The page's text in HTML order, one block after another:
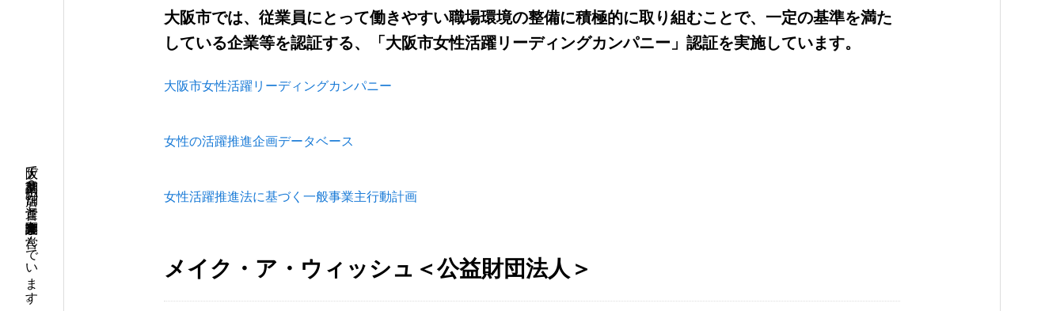
大阪で調剤薬局９店舗の運営と介護関連事業を営んでいます。
大阪市では、従業員にとって働きやすい職場環境の整備に積極的に取り組むことで、一定の基準を満た
している企業等を認証する、「大阪市女性活躍リーディングカンパニー」認証を実施しています。
大阪市女性活躍リーディングカンパニー
女性の活躍推進企画データベース
女性活躍推進法に基づく一般事業主行動計画
メイク・ア・ウィッシュ＜公益財団法人＞